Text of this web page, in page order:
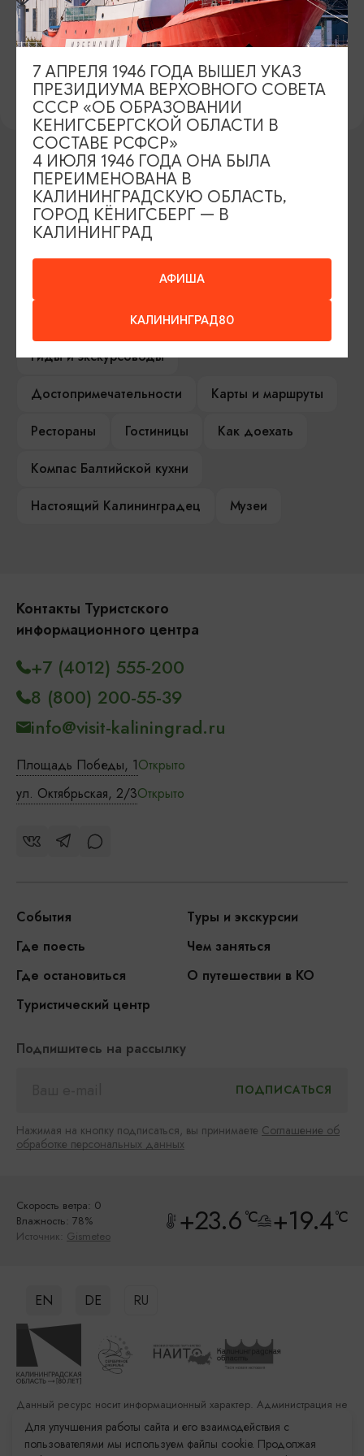
ИЩИТЕ ТАКЖЕ НА НАШЕМ САЙТЕ
Серебряное ожерелье
Афиша мероприятий
Гостевая книга
Гиды и экскурсоводы
Достопримечательности
Карты и маршруты
Рестораны
Гостиницы
Как доехать
Компас Балтийской кухни
Настоящий Калининградец
Музеи
Контакты Туристского
информационного центра
Площадь Победы, 1Открыто
ул. Октябрьская, 2/3Открыто
+7 (4012) 555-200
8 (800) 200-55-39
info@visit-kaliningrad.ru
События
Туры и экскурсии
Где поесть
Чем заняться
Где остановиться
О путешествии в КО
Туристический центр
Подпишитесь на рассылку
Нажимая на кнопку подписаться, вы принимаете Соглашение об
обработке персональных данных
Скорость ветра: 0
Влажность: 78%
Источник: Gismeteo +23.6°C +19.4°C
EN DE RU
Данный ресурс носит информационный характер. Администрация не
несет ответственности за качество услуг, предоставленных
сторонними организациями
Для улучшения работы сайта и его взаимодействия с
пользователями мы используем файлы cookie. Продолжая
АФИША
КАЛИНИНГРАД80
7 АПРЕЛЯ 1946 ГОДА ВЫШЕЛ УКАЗ
ПРЕЗИДИУМА ВЕРХОВНОГО СОВЕТА
СССР «ОБ ОБРАЗОВАНИИ
КЕНИГСБЕРГСКОЙ ОБЛАСТИ В
СОСТАВЕ РСФСР»
4 ИЮЛЯ 1946 ГОДА ОНА БЫЛА
ПЕРЕИМЕНОВАНА В
КАЛИНИНГРАДСКУЮ ОБЛАСТЬ,
ГОРОД КЁНИГСБЕРГ — В
КАЛИНИНГРАД